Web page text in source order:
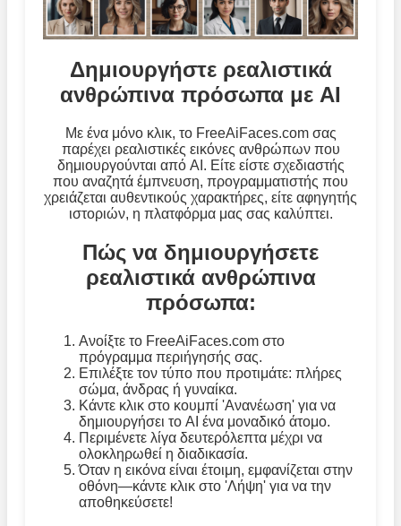
Δημιουργήστε ρεαλιστικά
ανθρώπινα πρόσωπα με AI
Με ένα μόνο κλικ, το FreeAiFaces.com σας
παρέχει ρεαλιστικές εικόνες ανθρώπων που
δημιουργούνται από AI. Είτε είστε σχεδιαστής
που αναζητά έμπνευση, προγραμματιστής που
χρειάζεται αυθεντικούς χαρακτήρες, είτε αφηγητής
ιστοριών, η πλατφόρμα μας σας καλύπτει.
Πώς να δημιουργήσετε
ρεαλιστικά ανθρώπινα
πρόσωπα:
Ανοίξτε το FreeAiFaces.com στο
πρόγραμμα περιήγησής σας.
Επιλέξτε τον τύπο που προτιμάτε: πλήρες
σώμα, άνδρας ή γυναίκα.
Κάντε κλικ στο κουμπί 'Ανανέωση' για να
δημιουργήσει το AI ένα μοναδικό άτομο.
Περιμένετε λίγα δευτερόλεπτα μέχρι να
ολοκληρωθεί η διαδικασία.
Όταν η εικόνα είναι έτοιμη, εμφανίζεται στην
οθόνη—κάντε κλικ στο 'Λήψη' για να την
αποθηκεύσετε!